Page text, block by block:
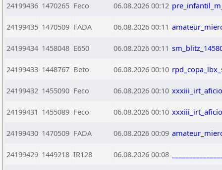
24199436 1470265 Feco 06.08.2026 00:12
24199435 1470509 FADA 06.08.2026 00:11
24199434 1458048 E650 06.08.2026 00:11
24199433 1448767 Beto 06.08.2026 00:10
24199432 1455090 Feco 06.08.2026 00:10
24199431 1455089 Feco 06.08.2026 00:10
24199430 1470509 FADA 06.08.2026 00:09
24199429 1449218 IR128 06.08.2026 00:08